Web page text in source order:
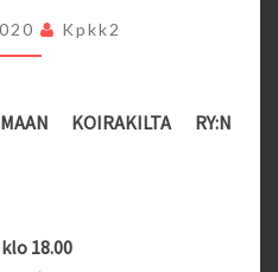
Kpkk2
KOIRAKILTA RY:N
18.00